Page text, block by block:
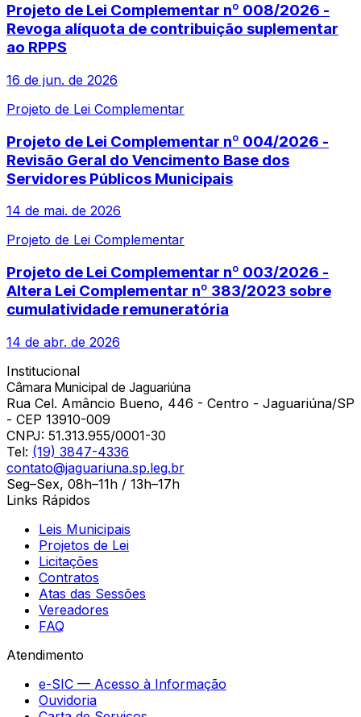
Projeto de Lei Complementar nº 008/2026 -
Revoga alíquota de contribuição suplementar
ao RPPS
16 de jun. de 2026
Projeto de Lei Complementar
Projeto de Lei Complementar nº 004/2026 -
Revisão Geral do Vencimento Base dos
Servidores Públicos Municipais
14 de mai. de 2026
Projeto de Lei Complementar
Projeto de Lei Complementar nº 003/2026 -
Altera Lei Complementar nº 383/2023 sobre
cumulatividade remuneratória
14 de abr. de 2026
Institucional
Câmara Municipal de Jaguariúna
Rua Cel. Amâncio Bueno, 446 - Centro - Jaguariúna/SP
- CEP 13910-009
CNPJ: 51.313.955/0001-30
Tel: (19) 3847-4336
contato@jaguariuna.sp.leg.br
Seg–Sex, 08h–11h / 13h–17h
Links Rápidos
Leis Municipais
Projetos de Lei
Licitações
Contratos
Atas das Sessões
Vereadores
FAQ
Atendimento
e-SIC — Acesso à Informação
Ouvidoria